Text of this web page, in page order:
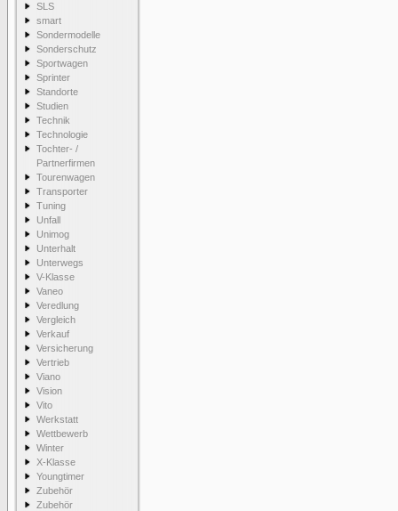
SLS
smart
Sondermodelle
Sonderschutz
Sportwagen
Sprinter
Standorte
Studien
Technik
Technologie
Tochter- /
Partnerfirmen
Tourenwagen
Transporter
Tuning
Unfall
Unimog
Unterhalt
Unterwegs
V-Klasse
Vaneo
Veredlung
Vergleich
Verkauf
Versicherung
Vertrieb
Viano
Vision
Vito
Werkstatt
Wettbewerb
Winter
X-Klasse
Youngtimer
Zubehör
Zubehör